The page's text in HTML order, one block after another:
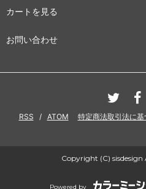
カートを見る
お問い合わせ
RSS / ATOM 特定商法取引法に基
Copyright (C) sisdesign
Powered by